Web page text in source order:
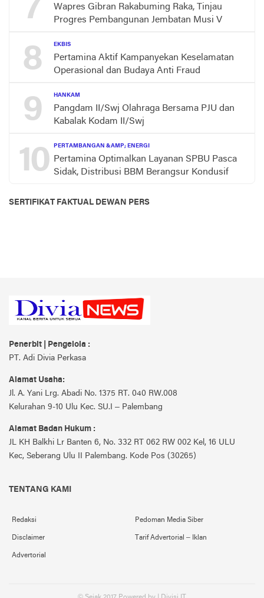
7
Wapres Gibran Rakabuming Raka, Tinjau
Progres Pembangunan Jembatan Musi V
8 EKBIS
Pertamina Aktif Kampanyekan Keselamatan
Operasional dan Budaya Anti Fraud
9 HANKAM
Pangdam II/Swj Olahraga Bersama PJU dan
Kabalak Kodam II/Swj
10 PERTAMBANGAN &AMP; ENERGI
Pertamina Optimalkan Layanan SPBU Pasca
Sidak, Distribusi BBM Berangsur Kondusif
SERTIFIKAT FAKTUAL DEWAN PERS
Penerbit | Pengelola :
PT. Adi Divia Perkasa
Alamat Usaha:
Jl. A. Yani Lrg. Abadi No. 1375 RT. 040 RW.008
Kelurahan 9-10 Ulu Kec. SU.I – Palembang
Alamat Badan Hukum :
JL KH Balkhi Lr Banten 6, No. 332 RT 062 RW 002 Kel, 16 ULU
Kec, Seberang Ulu II Palembang. Kode Pos (30265)
TENTANG KAMI
Redaksi Pedoman Media Siber
Disclaimer Tarif Advertorial – Iklan
Advertorial